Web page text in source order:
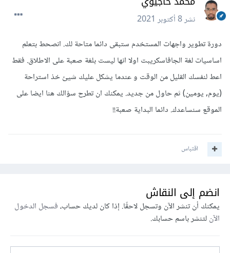
نشر8 أكتوبر 2021
دورة تطوير واجهات المستخدم ستبقى دائما متاحة لك. انصحط بتعلم
اساسيات لغة الجافاسكريبت اولا انها ليست بلغة صعبة على الاطلاق. فقط
اعط لنفسك القليل من الوقت و عندما يشكل عليك شيئ خذ استراحة
(يوم, يومين) ثم حاول من جديد. يمكنك ان تطرح سؤالك هنا ايضا على
الموقع سنساعدك. دائما البداية صعبة!!
اقتباس
انضم إلى النقاش
يمكنك أن تنشر الآن وتسجل لاحقًا. إذا كان لديك حساب،فسجل الدخول
الآنلتنشر باسم حسابك.